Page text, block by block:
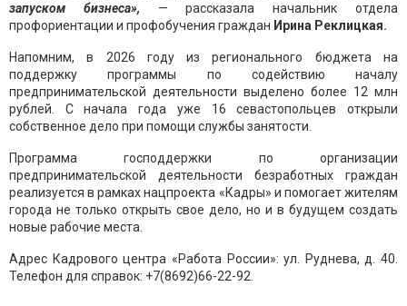
запуском бизнеса», — рассказала начальник отдела
профориентации и профобучения граждан Ирина Реклицкая.
Напомним, в 2026 году из регионального бюджета на
поддержку программы по содействию началу
предпринимательской деятельности выделено более 12 млн
рублей. С начала года уже 16 севастопольцев открыли
собственное дело при помощи службы занятости.
Программа господдержки по организации
предпринимательской деятельности безработных граждан
реализуется в рамках нацпроекта «Кадры» и помогает жителям
города не только открыть свое дело, но и в будущем создать
новые рабочие места.
Адрес Кадрового центра «Работа России»: ул. Руднева, д. 40.
Телефон для справок: +7(8692)66-22-92.